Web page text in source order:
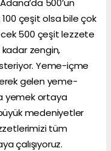
500’ün
çeşit olsa bile çok
500 çeşit lezzete
kadar zengin,
Yeme-içme
gelen yeme-
yemek ortaya
medeniyetler
tüm
çalışıyoruz.